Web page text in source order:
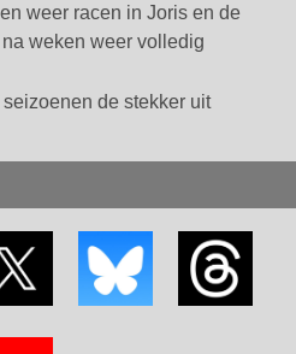
weer racen in Joris en de
weken weer volledig
de stekker uit